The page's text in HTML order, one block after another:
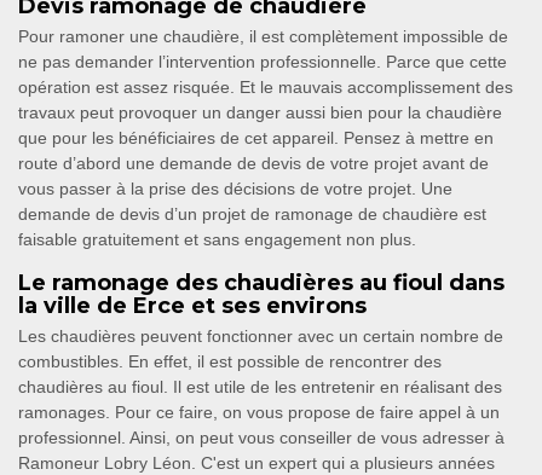
Devis ramonage de chaudière
Pour ramoner une chaudière, il est complètement impossible de
ne pas demander l’intervention professionnelle. Parce que cette
opération est assez risquée. Et le mauvais accomplissement des
travaux peut provoquer un danger aussi bien pour la chaudière
que pour les bénéficiaires de cet appareil. Pensez à mettre en
route d’abord une demande de devis de votre projet avant de
vous passer à la prise des décisions de votre projet. Une
demande de devis d’un projet de ramonage de chaudière est
faisable gratuitement et sans engagement non plus.
Le ramonage des chaudières au fioul dans
la ville de Erce et ses environs
Les chaudières peuvent fonctionner avec un certain nombre de
combustibles. En effet, il est possible de rencontrer des
chaudières au fioul. Il est utile de les entretenir en réalisant des
ramonages. Pour ce faire, on vous propose de faire appel à un
professionnel. Ainsi, on peut vous conseiller de vous adresser à
Ramoneur Lobry Léon. C'est un expert qui a plusieurs années